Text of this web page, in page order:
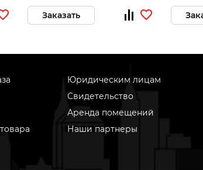
Заказать
Юридическим лицам
Свидетельство
Аренда помещений
Наши партнеры